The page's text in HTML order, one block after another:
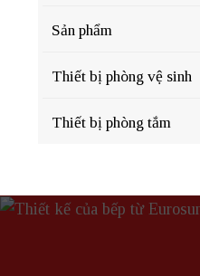
Sản phẩm
Thiết bị phòng vệ sinh
Thiết bị phòng tắm